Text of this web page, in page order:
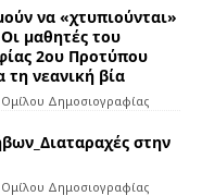
να «χτυπιούνται»
μαθητές του
2ου Προτύπου
τη νεανική βία
Δημοσιογραφίας
στην
Δημοσιογραφίας